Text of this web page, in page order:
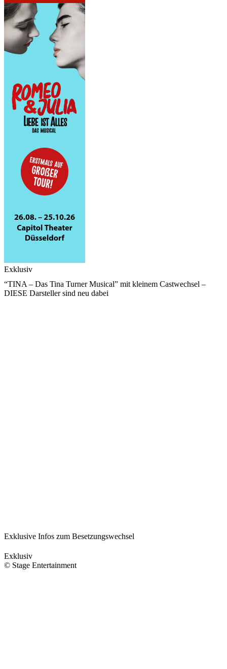
Exklusiv
“TINA – Das Tina Turner Musical” mit kleinem Castwechsel –
DIESE Darsteller sind neu dabei
Exklusive Infos zum Besetzungswechsel
Exklusiv
© Stage Entertainment